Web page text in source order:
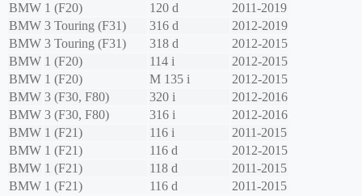
BMW 1 (F20) 120 d
2011-2019
BMW 3 Touring (F31) 316 d
2012-2019
BMW 3 Touring (F31) 318 d
2012-2015
BMW 1 (F20) 114 i
2012-2015
BMW 1 (F20) M 135 i
2012-2015
BMW 3 (F30, F80) 320 i
2012-2016
BMW 3 (F30, F80) 316 i
2012-2016
BMW 1 (F21) 116 i
2011-2015
BMW 1 (F21) 116 d
2012-2015
BMW 1 (F21) 118 d
2011-2015
BMW 1 (F21) 116 d
2011-2015